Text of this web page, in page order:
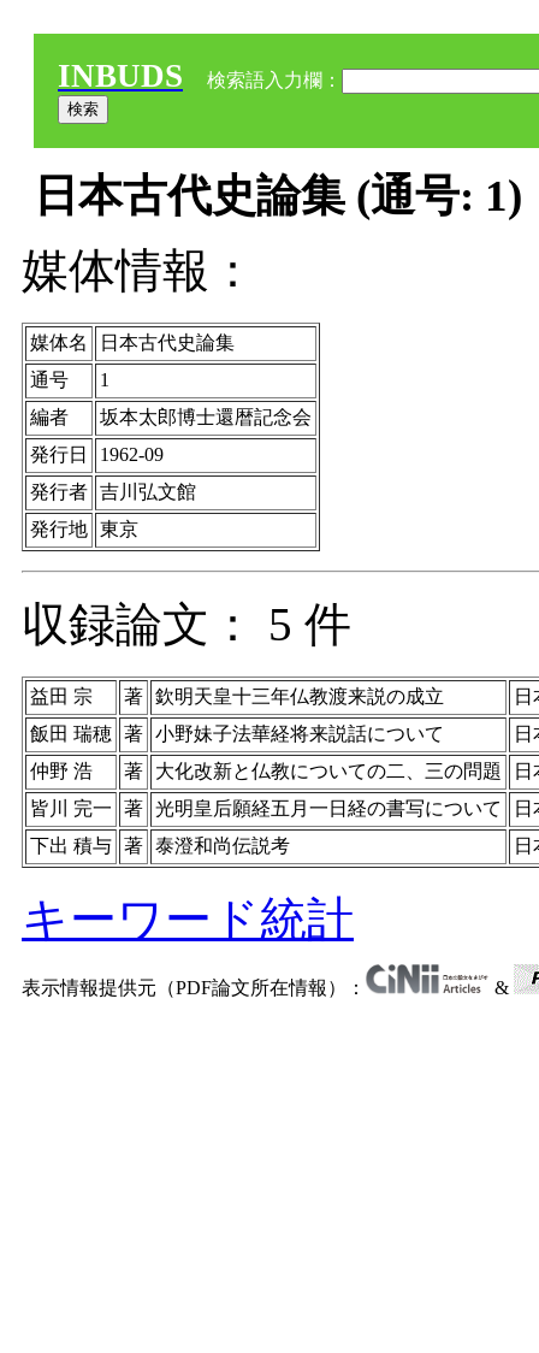
INBUDS 検索語入力欄：
日本古代史論集 (通号: 1)
媒体情報：
媒体名
日本古代史論集
通号
1
編者
坂本太郎博士還暦記念会
発行日
1962-09
発行者 吉川弘文館
発行地 東京
収録論文： 5 件
益田 宗 著 欽明天皇十三年仏教渡来説の成立
飯田 瑞穂 著 小野妹子法華経将来説話について
仲野 浩
著 大化改新と仏教についての二、三の問題
皆川 完一
著 光明皇后願経五月一日経の書写について
下出 積与 著 泰澄和尚伝説考
キーワード統計
表示情報提供元（PDF論文所在情報）： &